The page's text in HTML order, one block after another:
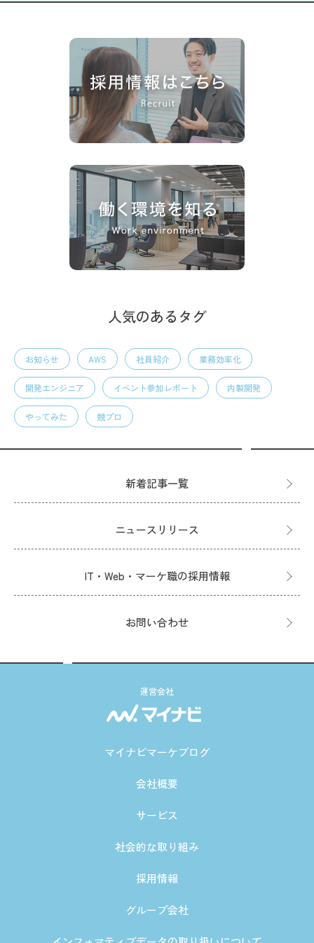
人気のあるタグ
お知らせ AWS 社員紹介 業務効率化
開発エンジニア イベント参加レポート 内製開発
やってみた 競プロ
新着記事一覧
ニュースリリース
IT・Web・マーケ職の採用情報
お問い合わせ
運営会社
マイナビマーケブログ
会社概要
サービス
社会的な取り組み
採用情報
グループ会社